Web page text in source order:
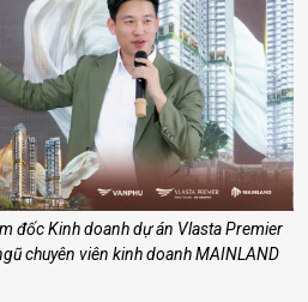
đốc Kinh doanh dự án Vlasta Premier
chuyên viên kinh doanh MAINLAND